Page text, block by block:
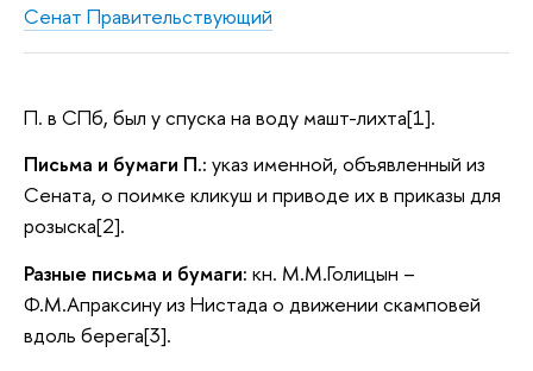
Сенат Правительствующий
П. в СПб, был у спуска на воду машт-лихта[1].
Письма и бумаги П.: указ именной, объявленный из
Сената, о поимке кликуш и приводе их в приказы для
розыска[2].
Разные письма и бумаги: кн. М.М.Голицын –
Ф.М.Апраксину из Нистада о движении скамповей
вдоль берега[3].